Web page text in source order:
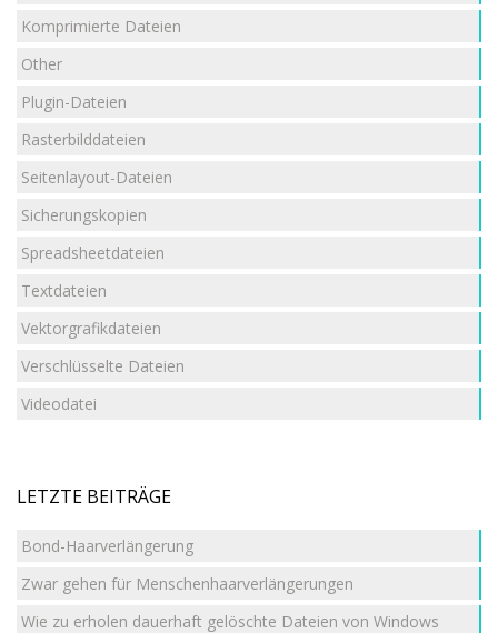
Komprimierte Dateien
Other
Plugin-Dateien
Rasterbilddateien
Seitenlayout-Dateien
Sicherungskopien
Spreadsheetdateien
Textdateien
Vektorgrafikdateien
Verschlüsselte Dateien
Videodatei
LETZTE BEITRÄGE
Bond-Haarverlängerung
Zwar gehen für Menschenhaarverlängerungen
Wie zu erholen dauerhaft gelöschte Dateien von Windows